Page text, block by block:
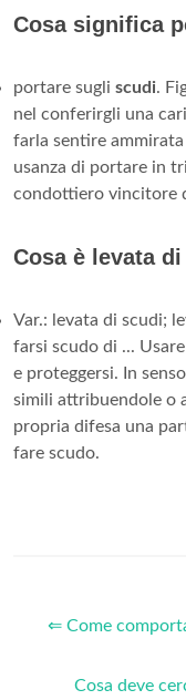
Cosa significa
portare sugli scudi.
nel conferirgli una
farla sentire
usanza di portare in
condottiero vincitore
Cosa è levata
Var.: levata di scudi;
farsi scudo di ...
e proteggersi. In
simili attribuendole o
propria difesa una
fare scudo.
⇐ Come
Cosa deve